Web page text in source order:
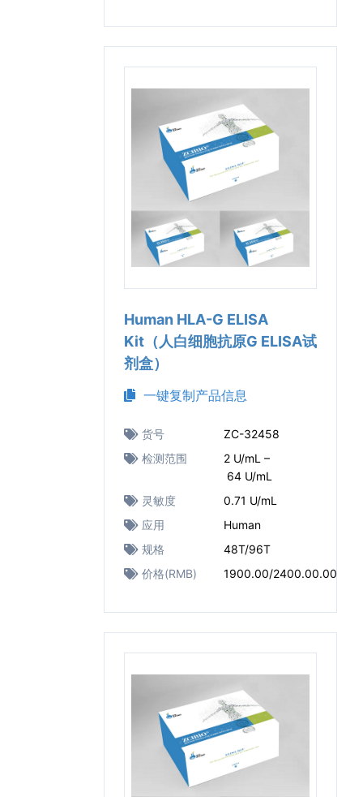
Human HLA-G ELISA
Kit（人白细胞抗原G ELISA试
剂盒）
一键复制产品信息
货号
ZC-32458
检测范围
2 U/mL –
64 U/mL
灵敏度
0.71 U/mL
应用
Human
规格
48T/96T
价格(RMB)
1900.00/2400.00.00